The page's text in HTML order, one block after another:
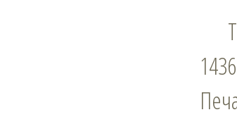
Топоровський Стецько Журжевич, пан радний молдавський (1435–